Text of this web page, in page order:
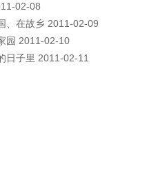
02-08
、在故乡 2011-02-09
园 2011-02-10
日子里 2011-02-11